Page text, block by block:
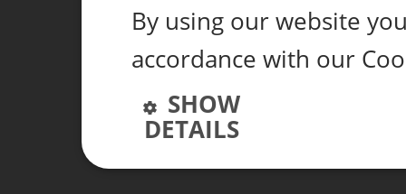
By using our website
accordance with our
SHOW
DETAILS